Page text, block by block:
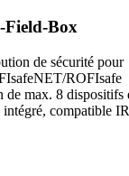
Box
de sécurité pour
ROFIsafe
de max. 8 dispositifs
compatible